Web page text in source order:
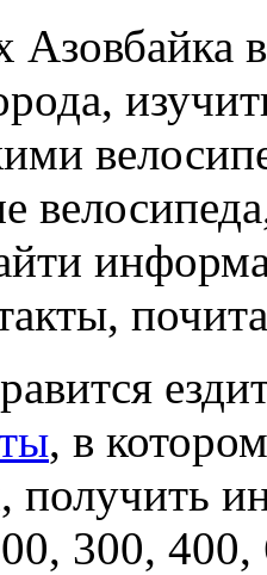
Азовбайка
, в
получить
300,